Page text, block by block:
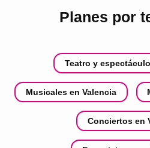
Planes por
Teatro y
Musicales en Valencia
Conciertos en